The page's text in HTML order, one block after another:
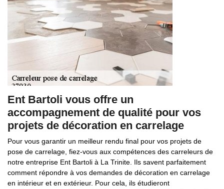
Ent Bartoli vous offre un
accompagnement de qualité pour vos
projets de décoration en carrelage
Pour vous garantir un meilleur rendu final pour vos projets de
pose de carrelage, fiez-vous aux compétences des carreleurs de
notre entreprise Ent Bartoli à La Trinite. Ils savent parfaitement
comment répondre à vos demandes de décoration en carrelage
en intérieur et en extérieur. Pour cela, ils étudieront